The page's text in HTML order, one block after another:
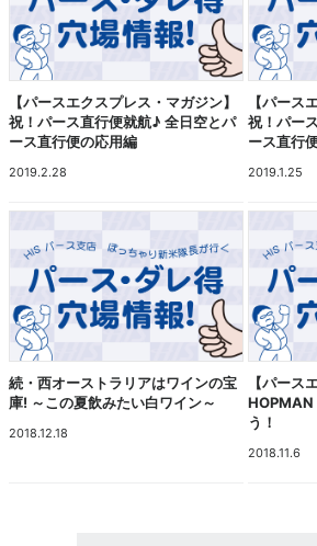
【パースエクスプレス・マガジン】
祝！パース直行便就航♪ 全日空とパ
ース直行便の応用編
2019.2.28
【パース
祝！パー
ース直行
2019.1.25
続・西オーストラリアはワインの宝
庫! ～この夏飲みたい白ワイン～
2018.12.18
【パース
HOPMAN
う！
2018.11.6